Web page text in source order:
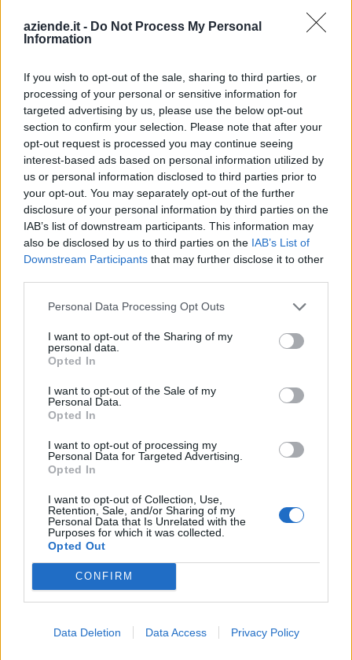
aziende.it - Do Not Process My Personal
Information
If you wish to opt-out of the sale, sharing to third parties, or
processing of your personal or sensitive information for
targeted advertising by us, please use the below opt-out
section to confirm your selection. Please note that after your
opt-out request is processed you may continue seeing
interest-based ads based on personal information utilized by
us or personal information disclosed to third parties prior to
your opt-out. You may separately opt-out of the further
disclosure of your personal information by third parties on the
IAB’s list of downstream participants. This information may
also be disclosed by us to third parties on the IAB’s List of
Downstream Participants that may further disclose it to other
Personal Data Processing Opt Outs
I want to opt-out of the Sharing of my
personal data.
Opted In
I want to opt-out of the Sale of my
Personal Data.
Opted In
I want to opt-out of processing my
Personal Data for Targeted Advertising.
Opted In
I want to opt-out of Collection, Use,
Retention, Sale, and/or Sharing of my
Personal Data that Is Unrelated with the
Purposes for which it was collected.
Opted Out
CONFIRM
Data Deletion Data Access Privacy Policy
LA BAZZA
GREEN GUYS'
FARM S.R.L.S.
0-1 milioni Marzabotto
P PROJECT S.R.L. 0-1 milioni Marzabotto
NEWCO SRL 2-5 milioni Marzabotto
FERRETTI S.R.L. 2-5 milioni Marzabotto
Visualizza tutti i comuni della
Argelato (455)
Lizzano in Belvedere (52)
Bentivoglio (148)
Bologna (8902)
Borgo Tossignano (30)
Calderara di Reno (464)